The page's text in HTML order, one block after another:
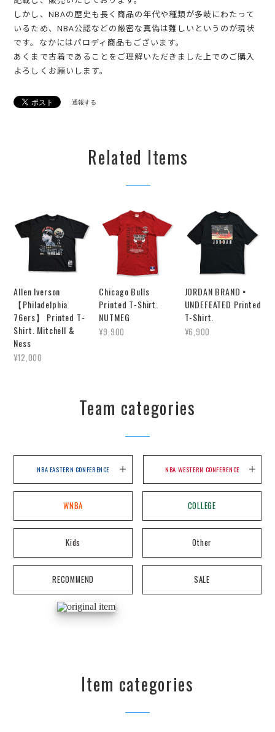
しかし、NBAの歴史も長く商品の年代や種類が多岐にわたって
いるため、NBA公認などの厳密な真偽は難しいというのが現状
です。なかにはパロディ商品もございます。
あくまで古着であることをご理解いただきました上でのご購入
よろしくお願いします。
通報する
Related Items
Allen Iverson
【Philadelphia
76ers】 Printed T-
Shirt. Mitchell &
Ness
¥12,000
Chicago Bulls
Printed T-Shirt.
NUTMEG
¥9,900
JORDAN BRAND ×
UNDEFEATED Printed
T-Shirt.
¥6,900
Team categories
NBA EASTERN CONFERENCE NBA WESTERN CONFERENCE
WNBA COLLEGE
Kids Other
RECOMMEND SALE
Item categories